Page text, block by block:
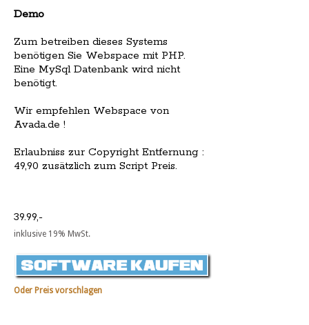
Demo
Zum betreiben dieses Systems
benötigen Sie Webspace mit PHP.
Eine MySql Datenbank wird nicht
benötigt.
Wir empfehlen Webspace von
Avada.de !
Erlaubniss zur Copyright Entfernung :
49,90 zusätzlich zum Script Preis.
39.99,-
inklusive 19% MwSt.
Oder Preis vorschlagen